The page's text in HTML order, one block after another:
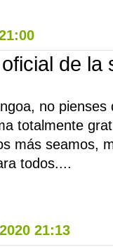
de la
no
totalmente
más seamos,
todos....
21:13